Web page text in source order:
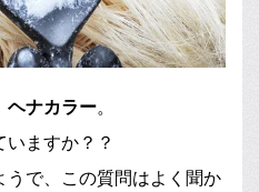
ヘナカラー。
ますか？？
で、この質問はよく聞か